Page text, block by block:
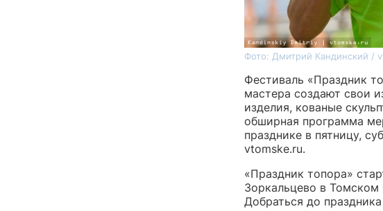
Фото: Дмитрий Кандинский /
Фестиваль «Праздник
мастера создают свои
изделия, кованые
обширная программа
празднике в пятницу,
vtomske.ru.
«Праздник топора»
Зоркальцево в Томском
Добраться до